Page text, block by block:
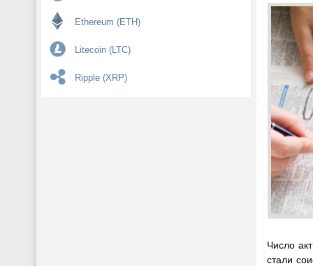
Ethereum (ETH)
Litecoin (LTC)
Ripple (XRP)
Число
стали